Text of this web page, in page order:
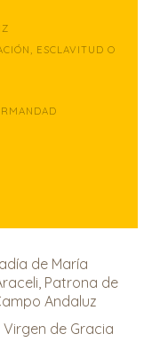
ESCLAVITUD O
de María
Patrona de
Andaluz
de Gracia